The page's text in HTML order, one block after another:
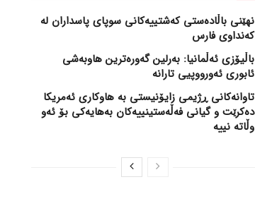
نهێنی باڵادەستی کەشتییەکانی سوپای پاسداران لە
کەنداوی فارس
باڵیۆزی ئەڵمانیا: بەرلین گەورەترین هاوبەشی
ئابوری ئەورووپیی تارانە
تاوانەکانی ڕژیمی زایۆنیستی بە هاوکاری ئەمریکا
دەکرێت و گیانی فەڵەستینییەکان بەهایەکی بۆ ئەو
وڵاتە نییە